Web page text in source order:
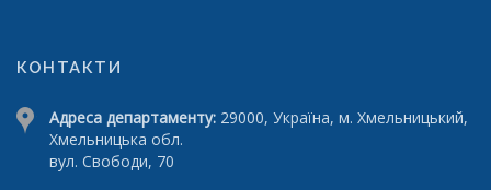
КОНТАКТИ
Адреса департаменту: 29000, Україна, м. Хмельницький,
Хмельницька обл.
вул. Свободи, 70